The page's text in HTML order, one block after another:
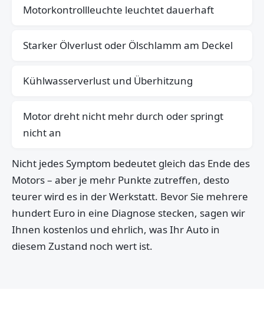
Motorkontrollleuchte leuchtet dauerhaft
Starker Ölverlust oder Ölschlamm am Deckel
Kühlwasserverlust und Überhitzung
Motor dreht nicht mehr durch oder springt
nicht an
Nicht jedes Symptom bedeutet gleich das Ende des
Motors – aber je mehr Punkte zutreffen, desto
teurer wird es in der Werkstatt. Bevor Sie mehrere
hundert Euro in eine Diagnose stecken, sagen wir
Ihnen kostenlos und ehrlich, was Ihr Auto in
diesem Zustand noch wert ist.